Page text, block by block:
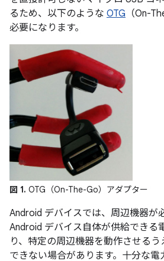
るため、以下のような OTG （On-
必要になります。
図 1. OTG（On-The-Go）アダプター
Android デバイスでは、周辺機器が
Android デバイス自体が供給できる
り、特定の周辺機器を動作させる
できない場合があります。十分な